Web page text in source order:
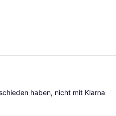
haben, nicht mit Klarna